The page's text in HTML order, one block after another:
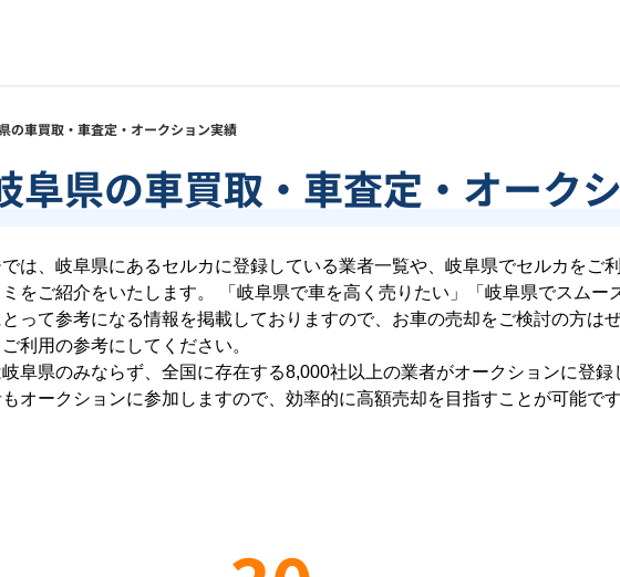
の車買取・車査定・オークション実績
阜県の車買取・車査定・オーク
は、 岐阜県にあるセルカに登録している業者一覧や、 岐阜県でセルカをご
をご紹介をいたします。 「 岐阜県で車を高く売りたい」「 岐阜県でスムー
って参考になる情報を掲載しておりますので、お車の売却をご検討の方は
利用の参考にしてください。
岐阜県のみならず、全国に存在する8,000社以上の業者がオークションに登
オークションに参加しますので、効率的に高額売却を目指すことが可能です